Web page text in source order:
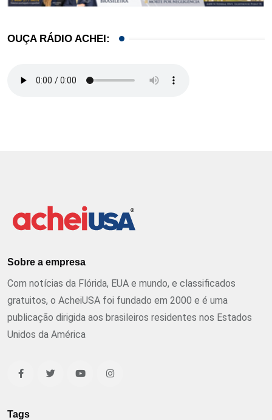
OUÇA RÁDIO ACHEI:
Sobre a empresa
Com notícias da Flórida, EUA e mundo, e classificados
gratuitos, o AcheiUSA foi fundado em 2000 e é uma
publicação dirigida aos brasileiros residentes nos Estados
Unidos da América
Tags